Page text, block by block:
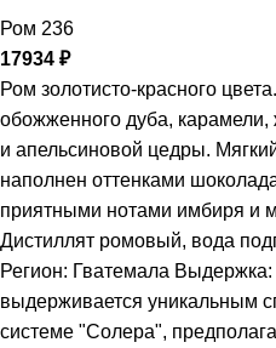
Ром 236
17934 ₽
Ром золотисто-красного
обожженного дуба,
и апельсиновой цедры.
наполнен оттенками
приятными нотами имбиря и
Дистиллят ромовый, вода
Регион: Гватемала Выдержка:
выдерживается уникальным
системе "Солера",